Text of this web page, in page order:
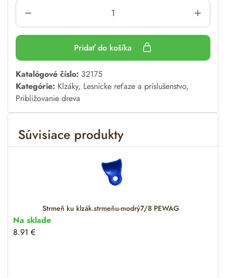
Pridať do košíka
A
l
t
e
n
a
Katalógové číslo: 32175
Kategórie: Klzáky, Lesnícke reťaze a príslušenstvo,
Približovanie dreva
Súvisiace produkty
Strmeň ku klzák.strmeňu-modrý7/8 PEWAG
Na sklade
8.91 €